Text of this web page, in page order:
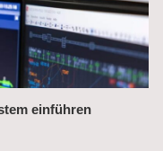
im Management